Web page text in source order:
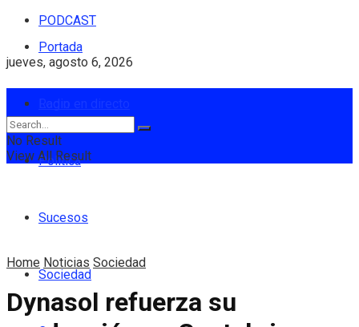
PODCAST
jueves, agosto 6, 2026
Portada
Política
Sucesos
Sociedad
No Result
View All Result
Home Noticias Sociedad
Dynasol refuerza su